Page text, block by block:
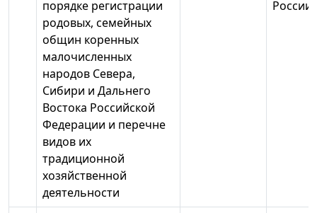
порядке регистрации
родовых, семейных
общин коренных
малочисленных
народов Севера,
Сибири и Дальнего
Востока Российской
Федерации и перечне
видов их
традиционной
хозяйственной
деятельности
России